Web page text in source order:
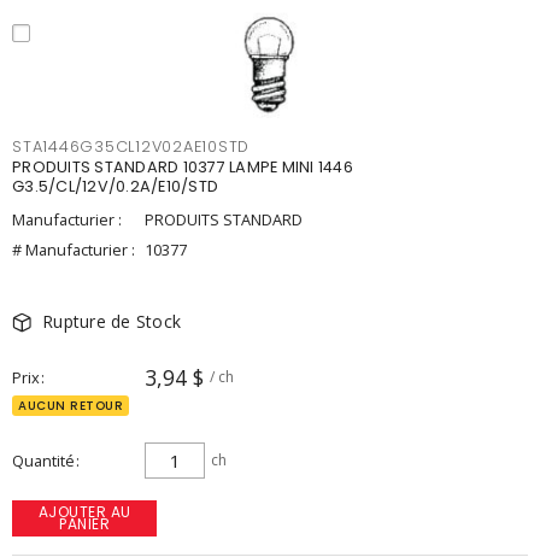
STA1446G35CL12V02AE10STD
PRODUITS STANDARD 10377 LAMPE MINI 1446
G3.5/CL/12V/0.2A/E10/STD
Manufacturier :
PRODUITS STANDARD
# Manufacturier : 10377
Rupture de Stock
Prix 3,94 $ / ch
AUCUN RETOUR
Quantité ch
AJOUTER AU
PANIER